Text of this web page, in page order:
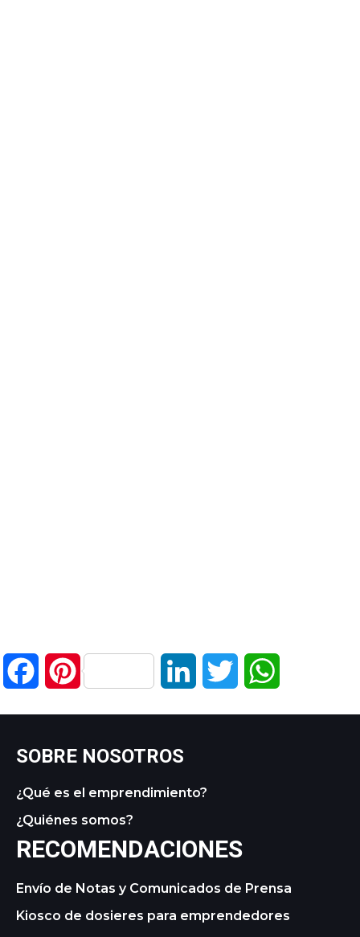
FacebookPinterest LinkedIn Twitter
SOBRE NOSOTROS
¿Qué es el emprendimiento?
¿Quiénes somos?
RECOMENDACIONES
Envío de Notas y Comunicados de Prensa
Kiosco de dosieres para emprendedores